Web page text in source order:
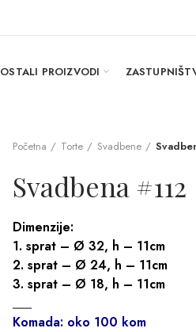
OSTALI PROIZVODI
Početna Torte Svadbene
Svadbena #112
Dimenzije:
1. sprat – Ø 32, h – 11cm
2. sprat – Ø 24, h – 11cm
3. sprat – Ø 18, h – 11cm
___
Komada: oko 100 kom